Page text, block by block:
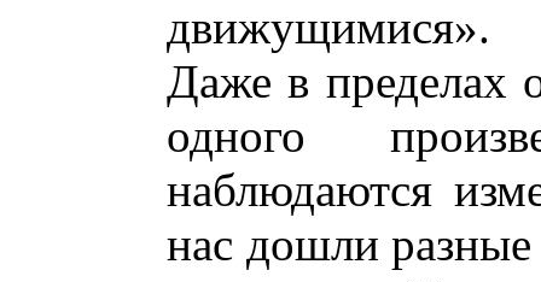
движущимися».
Даже в пределах
одного
наблюдаются
нас дошли разные